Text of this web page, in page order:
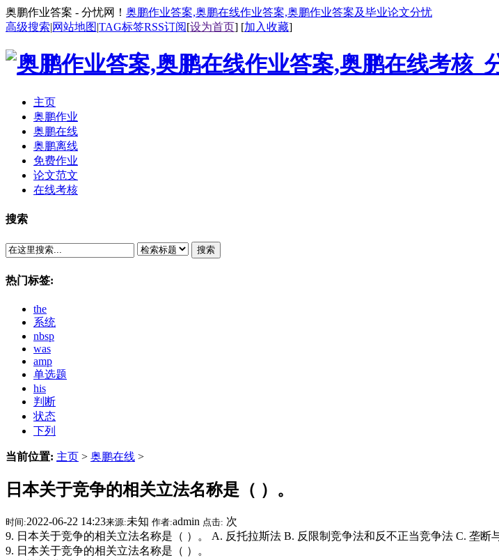
奥鹏作业答案 - 分忧网！ 奥鹏作业答案,奥鹏在线作业答案,奥鹏作业答案及毕业论文分忧
高级搜索|网站地图|TAG标签RSS订阅[设为首页] [加入收藏]
主页
奥鹏作业
奥鹏在线
奥鹏离线
免费作业
论文范文
在线考核
搜索
搜索
热门标签:
the
系统
nbsp
was
amp
单选题
his
判断
状态
下列
当前位置: 主页 > 奥鹏在线 >
日本关于竞争的相关立法名称是（ ）。
时间:2022-06-22 14:23来源:未知 作者:admin 点击: 次
9. 日本关于竞争的相关立法名称是（ ）。 A. 反托拉斯法 B. 反限制竞争法和反不正当竞争法 C. 垄
9. 日本关于竞争的相关立法名称是（ ）。